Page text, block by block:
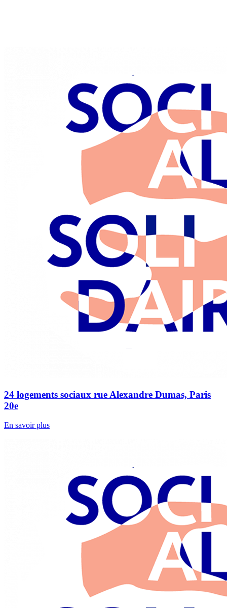
24 logements sociaux rue Alexandre Dumas, Paris
20e
En savoir plus